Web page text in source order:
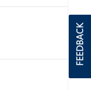
FEEDBACK